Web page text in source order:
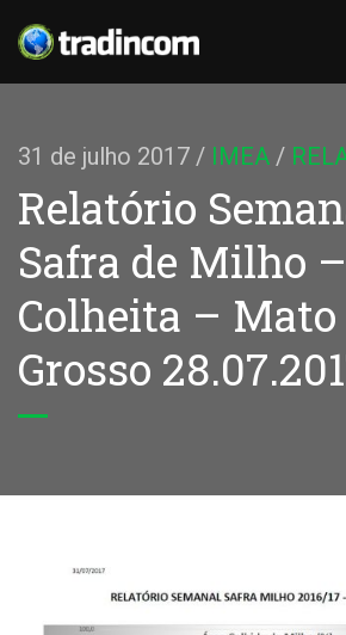
31 de julho 2017 / IMEA /
Relatório
Safra de Milho –
Colheita – Mato
Grosso